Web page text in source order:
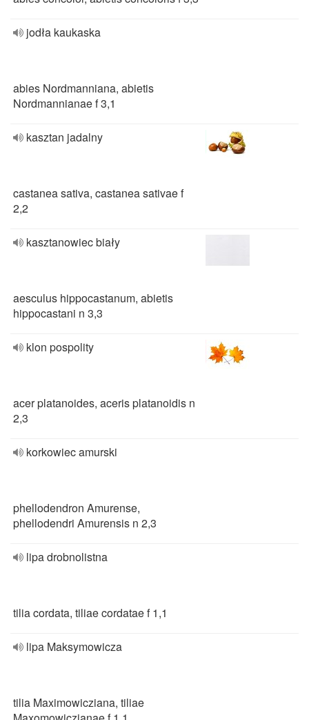
jodła kaukaska
abies Nordmanniana, abietis
Nordmannianae f 3,1
kasztan jadalny
castanea sativa, castanea sativae f
2,2
kasztanowiec biały
aesculus hippocastanum, abietis
hippocastani n 3,3
klon pospolity
acer platanoides, aceris platanoidis n
2,3
korkowiec amurski
phellodendron Amurense,
phellodendri Amurensis n 2,3
lipa drobnolistna
tilia cordata, tiliae cordatae f 1,1
lipa Maksymowicza
tilia Maximowicziana, tiliae